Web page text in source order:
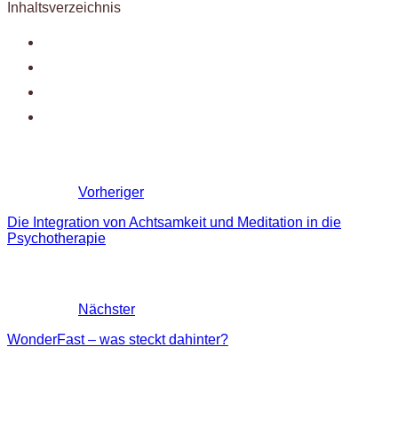
Inhaltsverzeichnis
Vorheriger
Die Integration von Achtsamkeit und Meditation in die
Psychotherapie
Nächster
WonderFast – was steckt dahinter?